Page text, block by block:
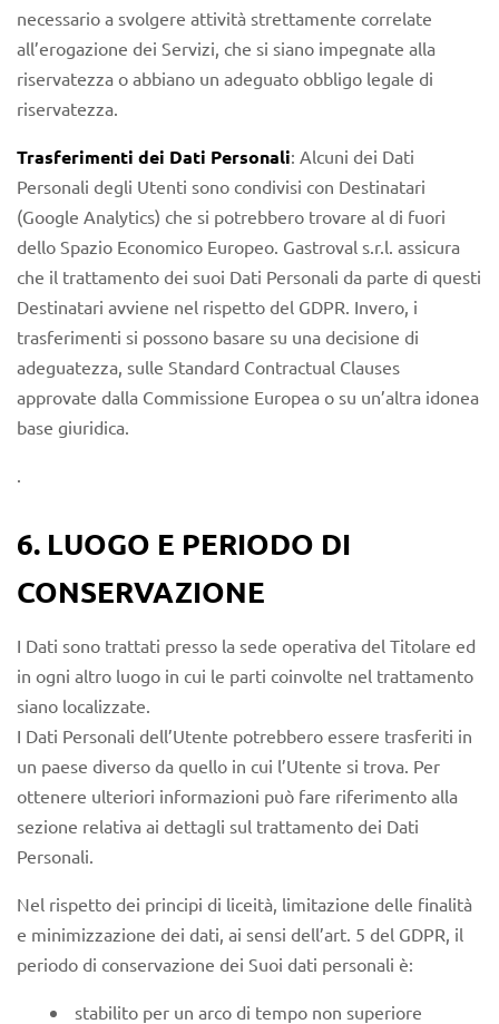
necessario a svolgere attività strettamente correlate
all’erogazione dei Servizi, che si siano impegnate alla
riservatezza o abbiano un adeguato obbligo legale di
riservatezza.
Trasferimenti dei Dati Personali: Alcuni dei Dati
Personali degli Utenti sono condivisi con Destinatari
(Google Analytics) che si potrebbero trovare al di fuori
dello Spazio Economico Europeo. Gastroval s.r.l. assicura
che il trattamento dei suoi Dati Personali da parte di questi
Destinatari avviene nel rispetto del GDPR. Invero, i
trasferimenti si possono basare su una decisione di
adeguatezza, sulle Standard Contractual Clauses
approvate dalla Commissione Europea o su un’altra idonea
base giuridica.
6. LUOGO E PERIODO DI
CONSERVAZIONE
I Dati sono trattati presso la sede operativa del Titolare ed
in ogni altro luogo in cui le parti coinvolte nel trattamento
siano localizzate.
I Dati Personali dell’Utente potrebbero essere trasferiti in
un paese diverso da quello in cui l’Utente si trova. Per
ottenere ulteriori informazioni può fare riferimento alla
sezione relativa ai dettagli sul trattamento dei Dati
Personali.
Nel rispetto dei principi di liceità, limitazione delle finalità
e minimizzazione dei dati, ai sensi dell’art. 5 del GDPR, il
periodo di conservazione dei Suoi dati personali è:
stabilito per un arco di tempo non superiore